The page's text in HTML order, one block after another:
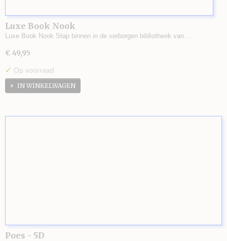
Luxe Book Nook
Luxe Book Nook Stap binnen in de verborgen bibliotheek van…
€ 49,95
✓ Op voorraad
IN WINKELWAGEN
Poes - 5D